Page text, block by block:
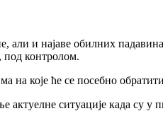
али и најаве обилних
под контролом.
које ће се посебно
актуелне ситуације када су